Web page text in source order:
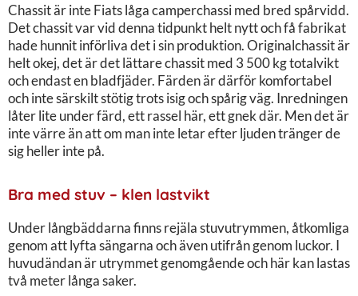
Chassit är inte Fiats låga camperchassi med bred spårvidd.
Det chassit var vid denna tidpunkt helt nytt och få fabrikat
hade hunnit införliva det i sin produktion. Originalchassit är
helt okej, det är det lättare chassit med 3 500 kg totalvikt
och endast en bladfjäder. Färden är därför komfortabel
och inte särskilt stötig trots isig och spårig väg. Inredningen
låter lite under färd, ett rassel här, ett gnek där. Men det är
inte värre än att om man inte letar efter ljuden tränger de
sig heller inte på.
Bra med stuv – klen lastvikt
Under långbäddarna finns rejäla stuvutrymmen, åtkomliga
genom att lyfta sängarna och även utifrån genom luckor. I
huvudändan är utrymmet genomgående och här kan lastas
två meter långa saker.